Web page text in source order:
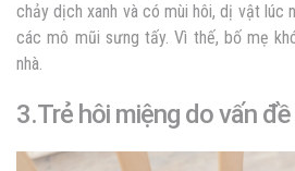
chảy dịch xanh và có mùi hôi, dị vật lúc
các mô mũi sưng tấy. Vì thế, bố mẹ
nhà.
3.Trẻ hôi miệng do vấn